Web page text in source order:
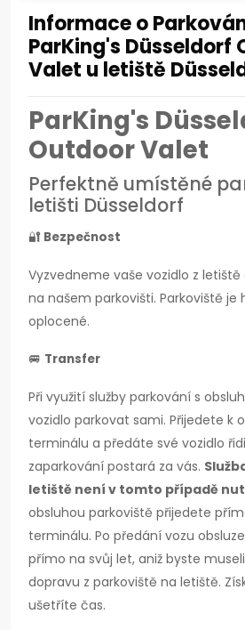
Informace o
ParKing's Düsseldorf
Valet u letiště
ParKing's
Outdoor Valet
Perfektně umístěné
letišti Düsseldorf
🔐 Bezpečnost
Vyzvedneme vaše vozidlo z
na našem parkovišti. Parkoviště je
oplocené.
🚐 Transfer
Při využití služby parkování s
vozidlo parkovat sami. Přijedete k
terminálu a předáte své vozidlo
zaparkování postará za vás.
letiště není v tomto případě
obsluhou parkoviště přijedete
terminálu. Po předání vozu
přímo na svůj let, aniž byste
dopravu z parkoviště na letiště.
ušetříte čas.